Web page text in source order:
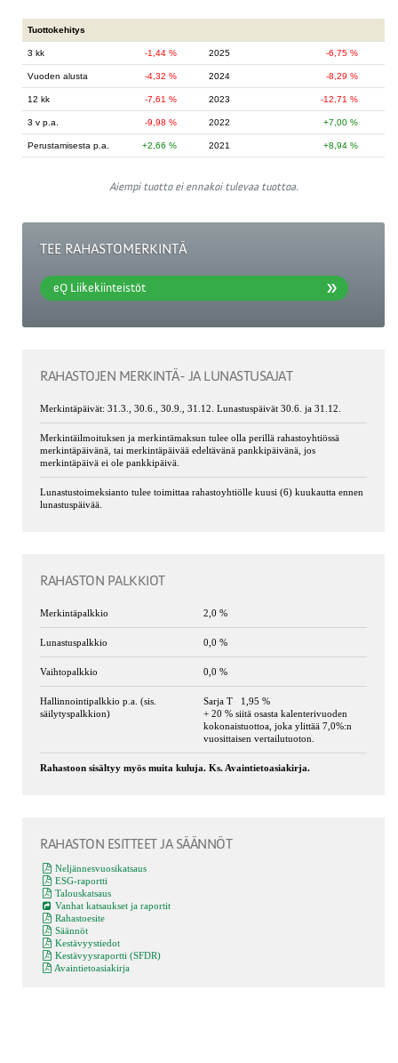
TEE RAHASTOMERKINTÄ
eQ Liikekiinteistöt
RAHASTOJEN MERKINTÄ- JA LUNASTUSAJAT
Merkintäpäivät: 31.3., 30.6., 30.9., 31.12. Lunastuspäivät 30.6. ja 31.12.
Merkintäilmoituksen ja merkintämaksun tulee olla perillä rahastoyhtiössä
merkintäpäivänä, tai merkintäpäivää edeltävänä pankkipäivänä, jos
merkintäpäivä ei ole pankkipäivä.
Lunastustoimeksianto tulee toimittaa rahastoyhtiölle kuusi (6) kuukautta ennen
lunastuspäivää.
RAHASTON PALKKIOT
Merkintäpalkkio 2,0 %
Lunastuspalkkio 0,0 %
Vaihtopalkkio 0,0 %
Hallinnointipalkkio p.a. (sis.
säilytyspalkkion)
Sarja T 1,95 %
+ 20 % siitä osasta kalenterivuoden
kokonaistuottoa, joka ylittää 7,0%:n
vuosittaisen vertailutuoton.
Rahastoon sisältyy myös muita kuluja. Ks. Avaintietoasiakirja.
RAHASTON ESITTEET JA SÄÄNNÖT
Neljännesvuosikatsaus
ESG-raportti
Talouskatsaus
Vanhat katsaukset ja raportit
Rahastoesite
Säännöt
Kestävyystiedot
Kestävyysraportti (SFDR)
Avaintietoasiakirja
Tuottokehitys
3 kk -1,44 %
Vuoden alusta -4,32 %
12 kk -7,61 %
3 v p.a. -9,98 %
Perustamisesta p.a. 2,66 %
2025 -6,75 %
2024 -8,29 %
2023 -12,71 %
2022 7,00 %
2021 8,94 %
Aiempi tuotto ei ennakoi tulevaa tuottoa.